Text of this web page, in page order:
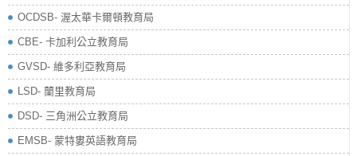
OCDSB- 渥太華卡爾頓教育局
CBE- 卡加利公立教育局
GVSD- 維多利亞教育局
LSD- 蘭里教育局
DSD- 三角洲公立教育局
EMSB- 蒙特婁英語教育局